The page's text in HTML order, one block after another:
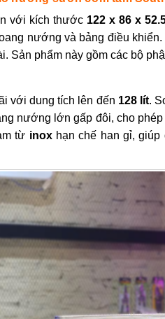
với kích thước 122 x 86 x
nướng và bảng điều
Sản phẩm này gồm các bộ
với dung tích lên đến 128 lít.
nướng lớn gấp đôi, cho
từ inoxhạn chế han gỉ, giúp